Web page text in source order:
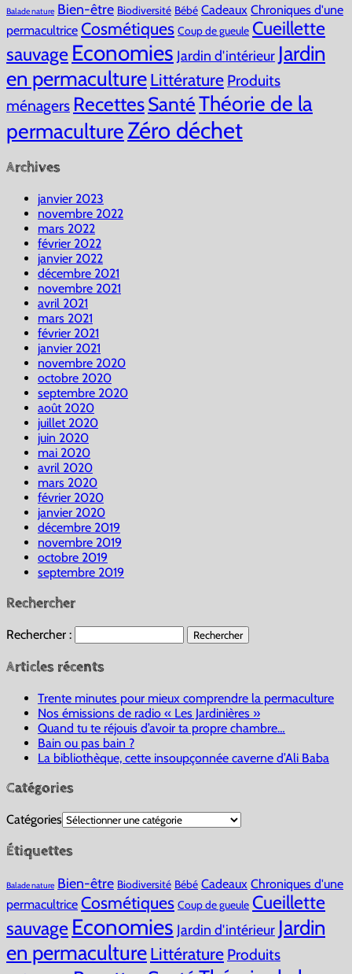
Balade nature Bien-être Biodiversité Bébé Cadeaux Chroniques d'une
permacultrice Cosmétiques Coup de gueule Cueillette
sauvage Economies Jardin d'intérieur Jardin
en permacultureLittérature Produits
ménagers RecettesSantéThéorie de la
permacultureZéro déchet
Archives
janvier 2023
novembre 2022
mars 2022
février 2022
janvier 2022
décembre 2021
novembre 2021
avril 2021
mars 2021
février 2021
janvier 2021
novembre 2020
octobre 2020
septembre 2020
août 2020
juillet 2020
juin 2020
mai 2020
avril 2020
mars 2020
février 2020
janvier 2020
décembre 2019
novembre 2019
octobre 2019
septembre 2019
Rechercher
Rechercher :
Articles récents
Trente minutes pour mieux comprendre la permaculture
Nos émissions de radio « Les Jardinières »
Quand tu te réjouis d’avoir ta propre chambre…
Bain ou pas bain ?
La bibliothèque, cette insoupçonnée caverne d’Ali Baba
Catégories
Catégories
Étiquettes
Balade nature Bien-être Biodiversité Bébé Cadeaux Chroniques d'une
permacultrice Cosmétiques Coup de gueule Cueillette
sauvage Economies Jardin d'intérieur Jardin
en permacultureLittérature Produits